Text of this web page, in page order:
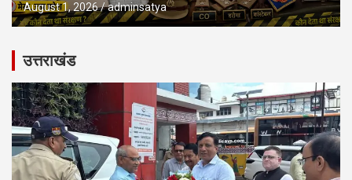
August 1, 2026 adminsatya
उत्तराखंड